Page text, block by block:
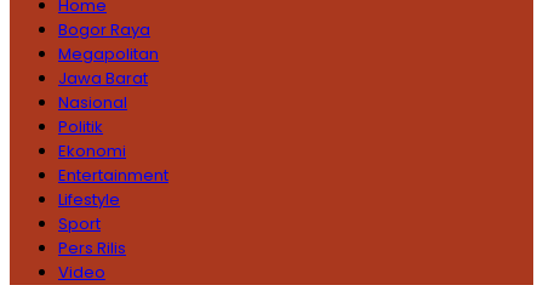
Home
Bogor Raya
Megapolitan
Jawa Barat
Nasional
Politik
Ekonomi
Entertainment
Lifestyle
Sport
Pers Rilis
Video